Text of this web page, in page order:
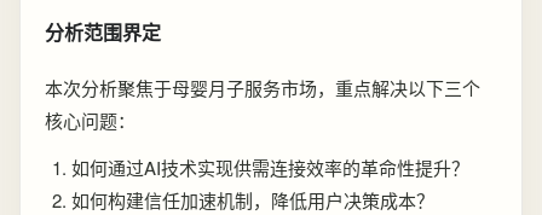
分析范围界定
本次分析聚焦于母婴月子服务市场，重点解决以下三个
核心问题：
如何通过AI技术实现供需连接效率的革命性提升？
如何构建信任加速机制，降低用户决策成本？